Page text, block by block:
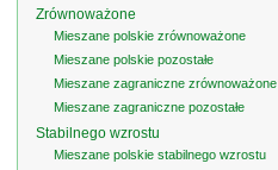
Zrównoważone
Mieszane polskie zrównoważone
Mieszane polskie pozostałe
Mieszane zagraniczne zrównoważone
Mieszane zagraniczne pozostałe
Stabilnego wzrostu
Mieszane polskie stabilnego wzrostu